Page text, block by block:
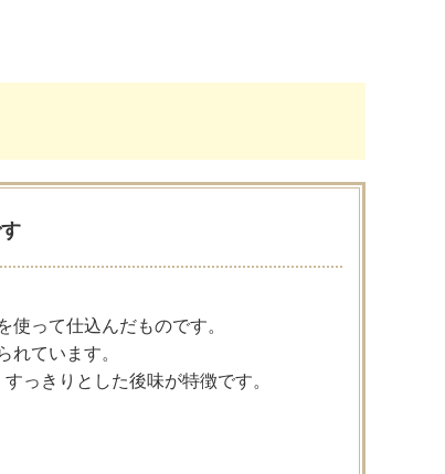
って仕込んだものです。
れています。
っきりとした後味が特徴です。